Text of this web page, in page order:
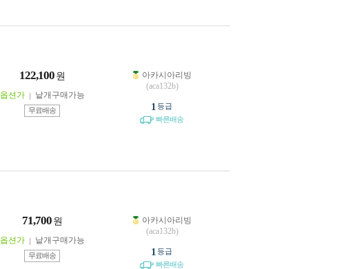
122,100 원
옵션가 낱개구매가능
무료배송
아카시아리빙
(aca132b)
1 등급
빠른배송
71,700 원
옵션가 낱개구매가능
무료배송
아카시아리빙
(aca132b)
1 등급
빠른배송